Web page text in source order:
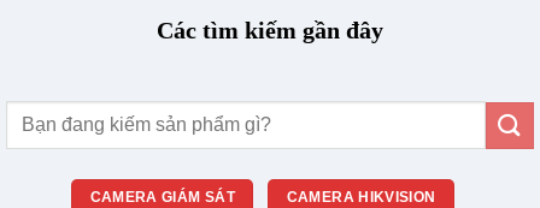
Các tìm kiếm gần đây
Tìm
CAMERA GIÁM SÁT CAMERA HIKVISION